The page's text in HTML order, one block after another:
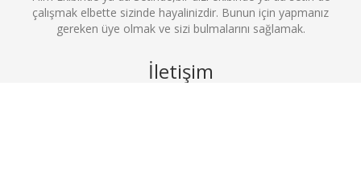
çalışmak elbette sizinde hayalinizdir. Bunun için yapmanız
gereken üye olmak ve sizi bulmalarını sağlamak.
İletişim